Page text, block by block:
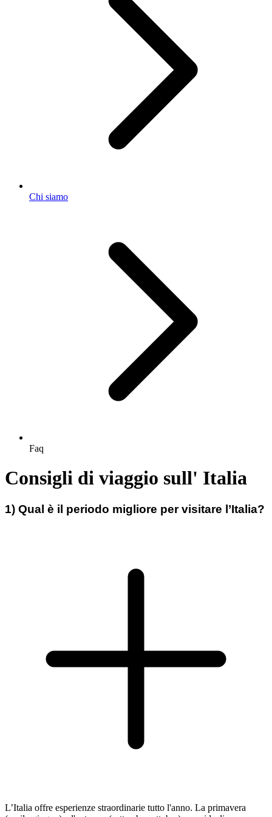
Chi siamo
Faq
Consigli di viaggio sull' Italia
1) Qual è il periodo migliore per visitare l’Italia?
L’Italia offre esperienze straordinarie tutto l'anno. La primavera